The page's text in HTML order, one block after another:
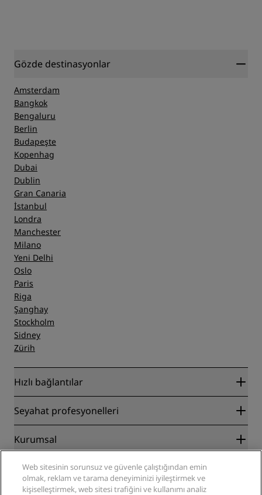
Gözde destinasyonlar
Amsterdam
Bangkok
Bengaluru
Berlin
Budapeşte
Kopenhag
Dubai
Dublin
Gran Canaria
İstanbul
Londra
Manchester
Milano
Yeni Delhi
Oslo
Paris
Riga
Şanghay
Stockholm
Sidney
Zürih
Hızlı bağlantılar
Radisson Rewards
Blog
Destinasyonlar
Radisson Hotels Uygulaması
Sports Approved oteller
Seyahat profesyonelleri
İş Ortakları
Seyahat acenteleri
Kurumsal
Radisson Hotel Group
Medya
Kariyer RHG
Yasal
Web sitesinin sorunsuz ve güvenle çalıştığından emin
olmak, reklam ve tarama deneyiminizi iyileştirmek ve
kişiselleştirmek, web sitesi trafiğini ve kullanımı analiz